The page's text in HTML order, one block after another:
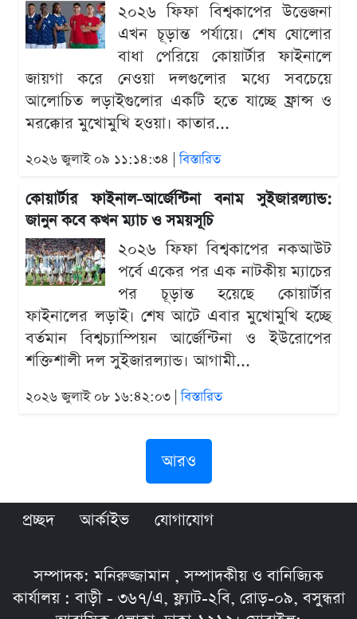
২০২৬ ফিফা বিশ্বকাপের উত্তেজনা
এখন চূড়ান্ত পর্যায়ে। শেষ ষোলোর
বাধা পেরিয়ে কোয়ার্টার ফাইনালে
জায়গা করে নেওয়া দলগুলোর মধ্যে সবচেয়ে
আলোচিত লড়াইগুলোর একটি হতে যাচ্ছে ফ্রান্স ও
মরক্কোর মুখোমুখি হওয়া। কাতার...
২০২৬ জুলাই ০৯ ১১:১৪:৩৪ |বিস্তারিত
কোয়ার্টার ফাইনাল-আর্জেন্টিনা বনাম সুইজারল্যান্ড:
জানুন কবে কখন ম্যাচ ও সময়সূচি
২০২৬ ফিফা বিশ্বকাপের নকআউট
পর্বে একের পর এক নাটকীয় ম্যাচের
পর চূড়ান্ত হয়েছে কোয়ার্টার
ফাইনালের লড়াই। শেষ আটে এবার মুখোমুখি হচ্ছে
বর্তমান বিশ্বচ্যাম্পিয়ন আর্জেন্টিনা ও ইউরোপের
শক্তিশালী দল সুইজারল্যান্ড। আগামী...
২০২৬ জুলাই ০৮ ১৬:৪২:০৩ |বিস্তারিত
আরও
প্রচ্ছদ আর্কাইভ যোগাযোগ
সম্পাদক: মনিরুজ্জামান , সম্পাদকীয় ও বানিজ্যিক
কার্যালয় : বাড়ী - ৩৬৭/এ, ফ্ল্যাট-২বি, রোড়-০৯, বসুন্ধরা